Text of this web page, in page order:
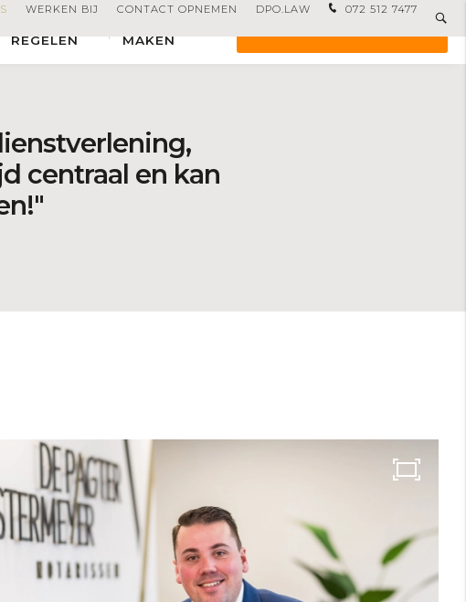
072 512 7477
WERKEN BIJ CONTACT OPNEMEN DPO.LAW
REGELEN
MAKEN
centraal en kan